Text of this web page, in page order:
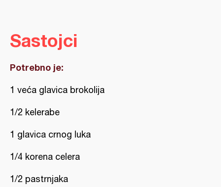
Sastojci
Potrebno je:
1 veća glavica brokolija
1/2 kelerabe
1 glavica crnog luka
1/4 korena celera
1/2 pastrnjaka